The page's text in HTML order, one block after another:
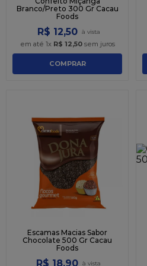
Branco/Preto 300 Gr Cacau
Foods
R$ 12,50
em até 1x R$ 12,50sem juros
COMPRAR
Escamas Macias Sabor
Chocolate 500 Gr Cacau
Foods
R$ 18,90